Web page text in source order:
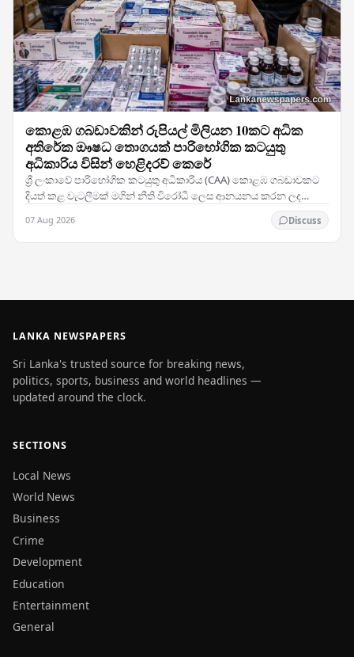
කොළඹ ගබඩාවකින් රුපියල් මිලියන 10කට අධික
අතිරේක ඖෂධ තොගයක් පාරිභෝගික කටයුතු
අධිකාරිය විසින් හෙළිදරව් කෙරේ
ශ්‍රී ලංකාවේ පාරිභෝගික කටයුතු අධිකාරිය (CAA) කොළඹ ගබඩාවකට
දියත් කළ වැටලීමක් මගින් නීති විරෝධී ලෙස ආනයනය කරන ලද
07 Aug 2026 Discuss
LANKA NEWSPAPERS
Sri Lanka's trusted source for breaking news,
politics, sports, business and world headlines —
updated around the clock.
SECTIONS
Local News
World News
Business
Crime
Development
Education
Entertainment
General